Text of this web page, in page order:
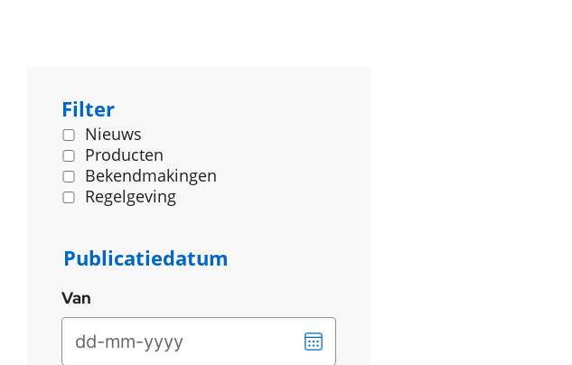
Filter
Nieuws
Producten
Bekendmakingen
Regelgeving
Publicatiedatum
Van
Kies
een